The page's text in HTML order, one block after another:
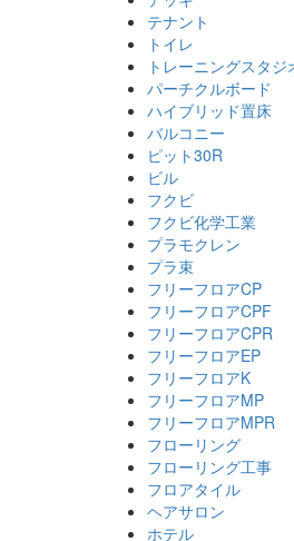
テナント
トイレ
トレーニングスタジ
パーチクルボード
ハイブリッド置床
バルコニー
ピット30R
ビル
フクビ
フクビ化学工業
プラモクレン
プラ束
フリーフロアCP
フリーフロアCPF
フリーフロアCPR
フリーフロアEP
フリーフロアK
フリーフロアMP
フリーフロアMPR
フローリング
フローリング工事
フロアタイル
ヘアサロン
ホテル